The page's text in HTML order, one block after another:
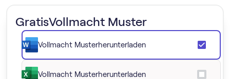
GratisVollmacht Muster
Vollmacht Musterherunterladen
Vollmacht Musterherunterladen